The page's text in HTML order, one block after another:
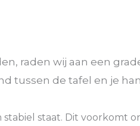
raden wij aan een
tussen de tafel en je
staat. Dit voorkomt